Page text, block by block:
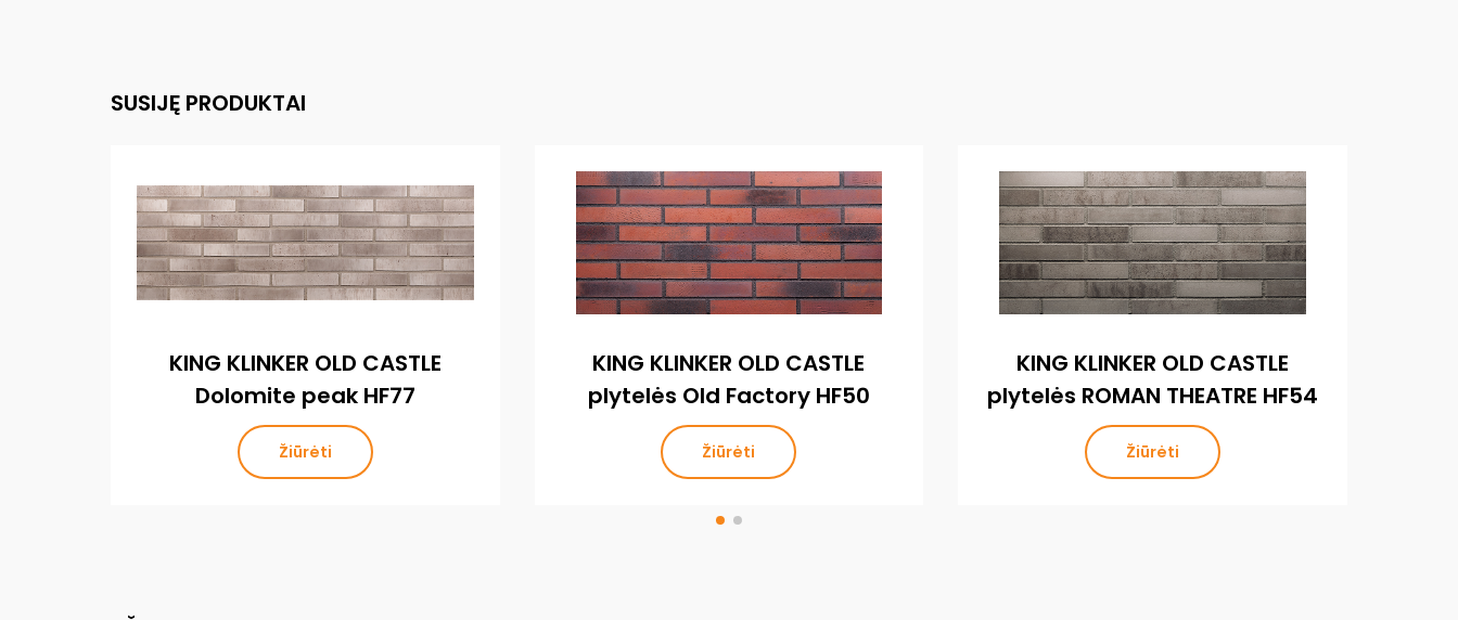
SUSIJĘ PRODUKTAI
KING KLINKER OLD CASTLE
Dolomite peak HF77
Žiūrėti
KING KLINKER OLD CASTLE
plytelės Old Factory HF50
Žiūrėti
KING KLINKER OLD CASTLE
plytelės ROMAN THEATRE HF54
Žiūrėti